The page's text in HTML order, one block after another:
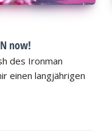
now!
des Ironman
einen langjährigen